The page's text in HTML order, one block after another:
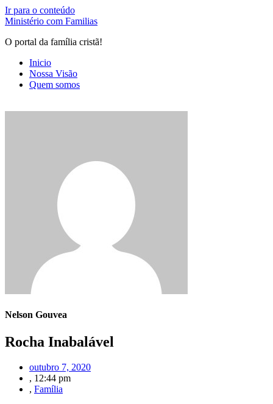
Ir para o conteúdo
Ministério com Familias
O portal da família cristã!
Inicio
Nossa Visão
Quem somos
Nelson Gouvea
Rocha Inabalável
outubro 7, 2020
, 12:44 pm
, Família